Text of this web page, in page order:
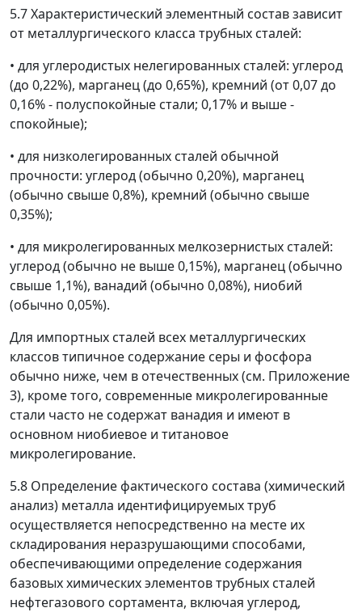
5.7 Характеристический элементный состав зависит
от металлургического класса трубных сталей:
• для углеродистых нелегированных сталей: углерод
(до 0,22%), марганец (до 0,65%), кремний (от 0,07 до
0,16% - полуспокойные стали; 0,17% и выше -
спокойные);
• для низколегированных сталей обычной
прочности: углерод (обычно 0,20%), марганец
(обычно свыше 0,8%), кремний (обычно свыше
0,35%);
• для микролегированных мелкозернистых сталей:
углерод (обычно не выше 0,15%), марганец (обычно
свыше 1,1%), ванадий (обычно 0,08%), ниобий
(обычно 0,05%).
Для импортных сталей всех металлургических
классов типичное содержание серы и фосфора
обычно ниже, чем в отечественных (см. Приложение
3), кроме того, современные микролегированные
стали часто не содержат ванадия и имеют в
основном ниобиевое и титановое
микролегирование.
5.8 Определение фактического состава (химический
анализ) металла идентифицируемых труб
осуществляется непосредственно на месте их
складирования неразрушающими способами,
обеспечивающими определение содержания
базовых химических элементов трубных сталей
нефтегазового сортамента, включая углерод,